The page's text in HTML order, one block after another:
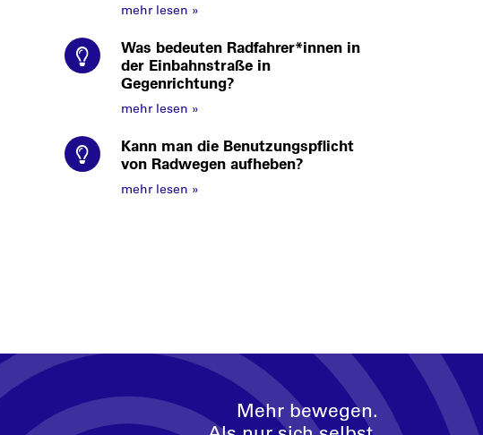
mehr lesen »
Was bedeuten Radfahrer*innen in
der Einbahnstraße in
Gegenrichtung?
mehr lesen »
Kann man die Benutzungspflicht
von Radwegen aufheben?
mehr lesen »
Mehr bewegen.